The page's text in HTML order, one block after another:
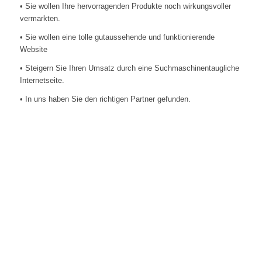
• Sie wollen Ihre hervorragenden Produkte noch wirkungsvoller
vermarkten.
• Sie wollen eine tolle gutaussehende und funktionierende
Website
• Steigern Sie Ihren Umsatz durch eine Suchmaschinentaugliche
Internetseite.
• In uns haben Sie den richtigen Partner gefunden.